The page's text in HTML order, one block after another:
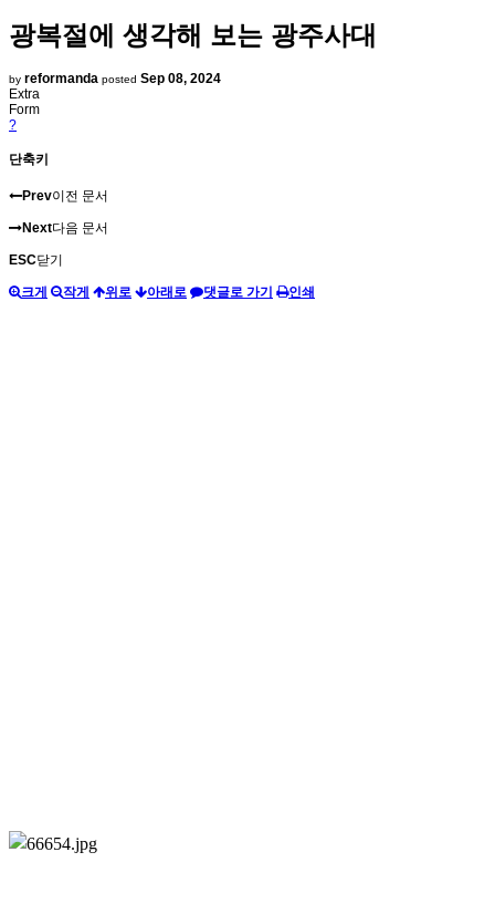
광복절에 생각해 보는 광주사대
by reformanda posted Sep 08, 2024
Extra
Form
?
단축키
Prev이전 문서
Next다음 문서
ESC닫기
크게 작게 위로 아래로 댓글로 가기 인쇄